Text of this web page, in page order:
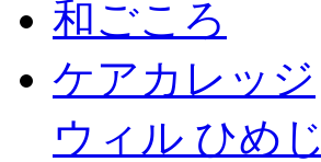
和ごころ
ケアカレッジ
ウィル ひめじ